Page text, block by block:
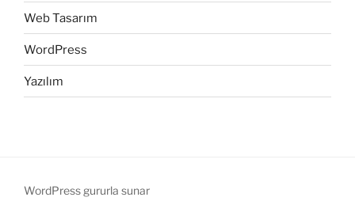
Web Tasarım
WordPress
Yazılım
WordPress gururla sunar